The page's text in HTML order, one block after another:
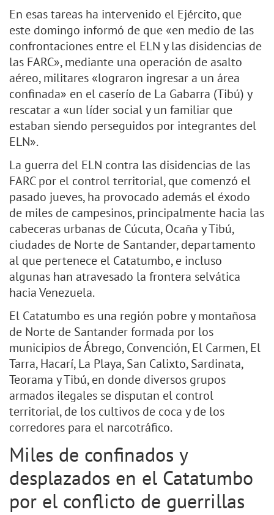
En esas tareas ha intervenido el Ejército, que
este domingo informó de que «en medio de las
confrontaciones entre el ELN y las disidencias de
las FARC», mediante una operación de asalto
aéreo, militares «lograron ingresar a un área
confinada» en el caserío de La Gabarra (Tibú) y
rescatar a «un líder social y un familiar que
estaban siendo perseguidos por integrantes del
ELN».
La guerra del ELN contra las disidencias de las
FARC por el control territorial, que comenzó el
pasado jueves, ha provocado además el éxodo
de miles de campesinos, principalmente hacia las
cabeceras urbanas de Cúcuta, Ocaña y Tibú,
ciudades de Norte de Santander, departamento
al que pertenece el Catatumbo, e incluso
algunas han atravesado la frontera selvática
hacia Venezuela.
El Catatumbo es una región pobre y montañosa
de Norte de Santander formada por los
municipios de Ábrego, Convención, El Carmen, El
Tarra, Hacarí, La Playa, San Calixto, Sardinata,
Teorama y Tibú, en donde diversos grupos
armados ilegales se disputan el control
territorial, de los cultivos de coca y de los
corredores para el narcotráfico.
Miles de confinados y
desplazados en el Catatumbo
por el conflicto de guerrillas